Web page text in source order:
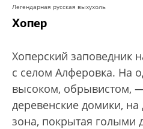
Легендарная русская выхухоль
Хопер
Хоперский заповедник
с селом Алферовка. На
высоком, обрывистом,
деревенские домики,
зона, покрытая голыми